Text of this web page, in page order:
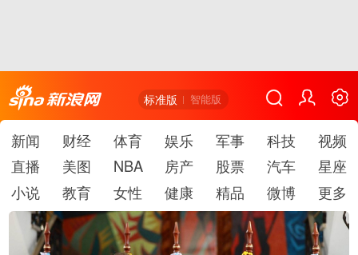
标准版 智能版
新闻 财经 体育 娱乐 军事 科技
视频
直播
美图 NBA 房产 股票 汽车
星座
小说
教育 女性 健康 精品 微博 更多